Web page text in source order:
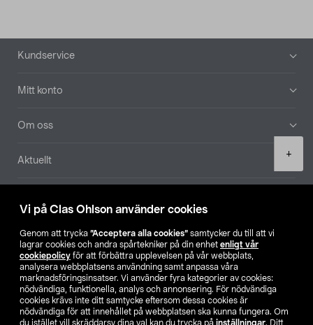
Vi på Clas Ohlson använder cookies
Genom att trycka ”Acceptera alla cookies” samtycker du till att vi
lagrar cookies och andra spårtekniker på din enhet enligt vår
cookiepolicy för att förbättra upplevelsen på vår webbplats,
analysera webbplatsens användning samt anpassa våra
marknadsföringsinsatser. Vi använder fyra kategorier av cookies:
nödvändiga, funktionella, analys och annonsering. För nödvändiga
cookies krävs inte ditt samtycke eftersom dessa cookies är
nödvändiga för att innehållet på webbplatsen ska kunna fungera. Om
du istället vill skräddarsy dina val kan du trycka på inställningar. Ditt
+
Sidfot
Kundservice
Mitt konto
Om oss
Aktuellt
Hitta butik
SE NO FI